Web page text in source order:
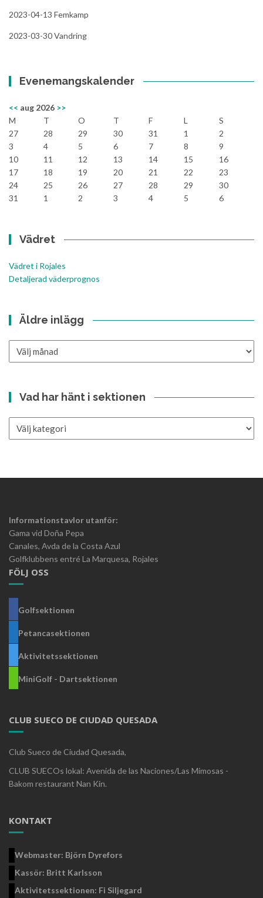
2023-04-13 Femkamp
2023-03-30 Vandring
Evenemangskalender
<< aug 2026 >>
M
T O T F L
S
27
28 29 30 31 1
2
3
4 5 6 7 8
9
10
11 12 13 14 15
16
17
18 19 20 21 22
23
24
25 26 27 28 29
30
31
1 2 3 4 5 6
Vädret
Vädret i Rojales
Detaljerad väderprognos
Äldre inlägg
inlägg
Vad har hänt i sektionen
Informationstavlor utanför:
Gama vid Doña Pepa
Canales, Avda de la Costa Azul
Golfklubbens entré La Marquesa, Rojales
FÖLJ OSS
Golfsektionen
Petancasektionen
Aktivitetssektionen
MiniGolf - Dartsektionen
CLUB SUECO DE CIUDAD QUESADA
Club Sueco de Ciudad Quesada,
CLUB SUECOs lokal: Avenida de las Naciones/Las Mimosas -
Bakom restaurant Nan Kin.
KONTAKT
Webmaster: Björn Dyrefors
Kassör: Britt Karlsson
Aktivitetssektionen: Fi Siljegard